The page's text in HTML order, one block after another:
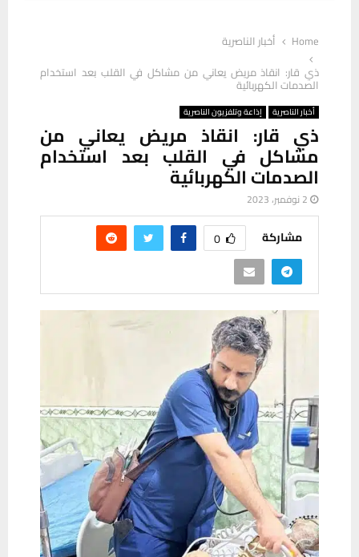
Home
أخبار الناصرية
ذي قار: انقاذ مريض يعاني من مشاكل في القلب بعد استخدام
الصدمات الكهربائية
أخبار الناصرية إذاعة وتلفزيون الناصرية
ذي قار: انقاذ مريض يعاني من
مشاكل في القلب بعد استخدام
الصدمات الكهربائية
2 نوفمبر، 2023
مشاركة 0